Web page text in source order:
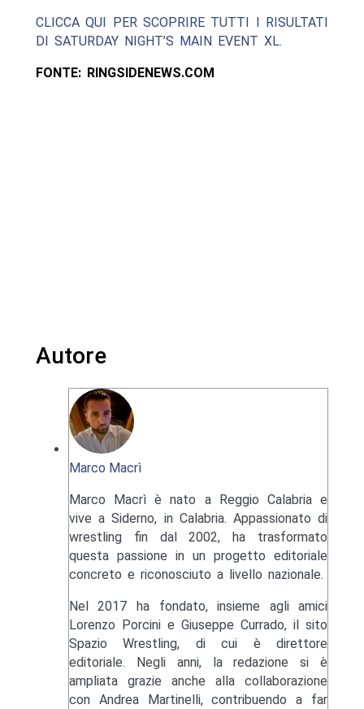
CLICCA QUI PER SCOPRIRE TUTTI I RISULTATI
DI SATURDAY NIGHT’S MAIN EVENT XL.
FONTE: RINGSIDENEWS.COM
Autore
Marco Macrì
Marco Macrì è nato a Reggio Calabria e
vive a Siderno, in Calabria. Appassionato di
wrestling fin dal 2002, ha trasformato
questa passione in un progetto editoriale
concreto e riconosciuto a livello nazionale.
Nel 2017 ha fondato, insieme agli amici
Lorenzo Porcini e Giuseppe Currado, il sito
Spazio Wrestling, di cui è direttore
editoriale. Negli anni, la redazione si è
ampliata grazie anche alla collaborazione
con Andrea Martinelli, contribuendo a far